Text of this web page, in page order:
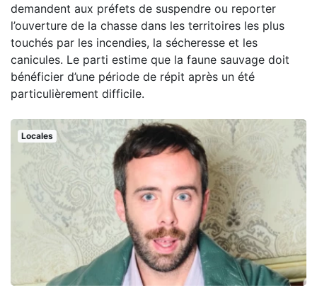
demandent aux préfets de suspendre ou reporter
l’ouverture de la chasse dans les territoires les plus
touchés par les incendies, la sécheresse et les
canicules. Le parti estime que la faune sauvage doit
bénéficier d’une période de répit après un été
particulièrement difficile.
Locales